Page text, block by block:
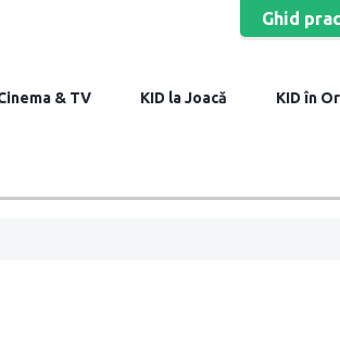
Ghid
& TV la Joacă în